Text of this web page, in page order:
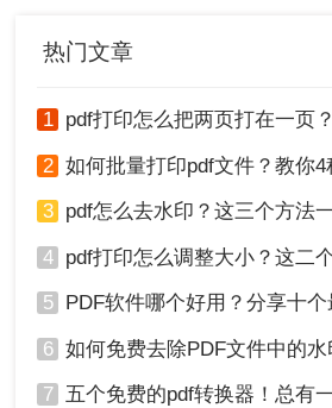
热门文章
1 pdf打印怎么把两页打在一页？这二种
2 如何批量打印pdf文件？教你4
3 pdf怎么去水印？这三个方法
4 pdf打印怎么调整大小？这二
5 PDF软件哪个好用？分享十个最
6 如何免费去除PDF文件中的水印？3种方
7 五个免费的pdf转换器！总有